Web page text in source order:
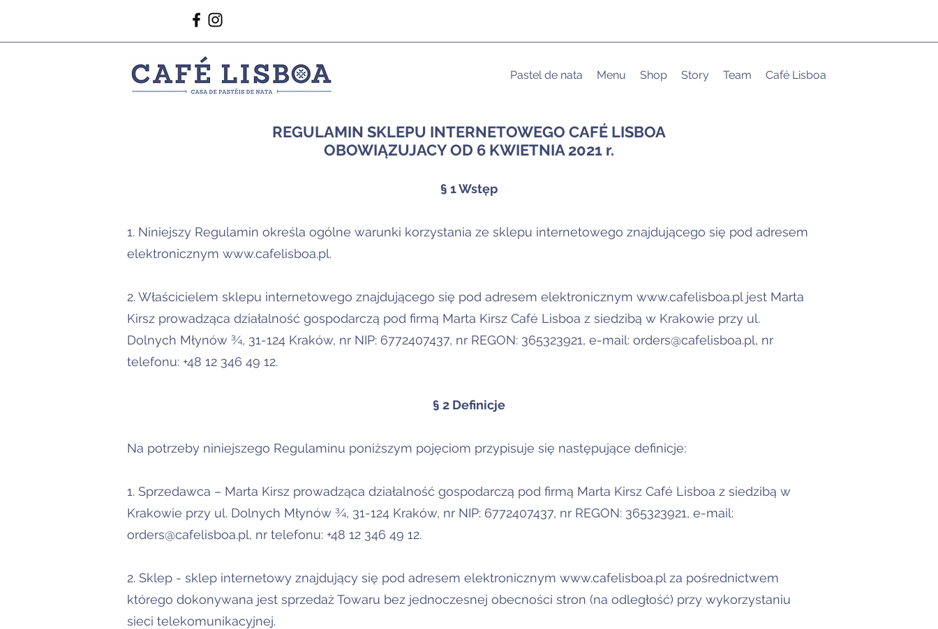
Pastel de nata Menu Shop Story Team Café Lisboa
REGULAMIN SKLEPU INTERNETOWEGO CAFÉ LISBOA
OBOWIĄZUJACY OD 6 KWIETNIA 2021 r.
§ 1 Wstęp
1. Niniejszy Regulamin określa ogólne warunki korzystania ze sklepu internetowego znajdującego się pod adresem
elektronicznym www.cafelisboa.pl.
2. Właścicielem sklepu internetowego znajdującego się pod adresem elektronicznym www.cafelisboa.pl jest Marta
Kirsz prowadząca działalność gospodarczą pod firmą Marta Kirsz Café Lisboa z siedzibą w Krakowie przy ul.
Dolnych Młynów ¾, 31-124 Kraków, nr NIP: 6772407437, nr REGON: 365323921, e-mail: orders@cafelisboa.pl, nr
telefonu: +48 12 346 49 12.
§ 2 Definicje
Na potrzeby niniejszego Regulaminu poniższym pojęciom przypisuje się następujące definicje:
1. Sprzedawca – Marta Kirsz prowadząca działalność gospodarczą pod firmą Marta Kirsz Café Lisboa z siedzibą w
Krakowie przy ul. Dolnych Młynów ¾, 31-124 Kraków, nr NIP: 6772407437, nr REGON: 365323921, e-mail:
orders@cafelisboa.pl, nr telefonu: +48 12 346 49 12.
2. Sklep - sklep internetowy znajdujący się pod adresem elektronicznym www.cafelisboa.pl za pośrednictwem
którego dokonywana jest sprzedaż Towaru bez jednoczesnej obecności stron (na odległość) przy wykorzystaniu
sieci telekomunikacyjnej.